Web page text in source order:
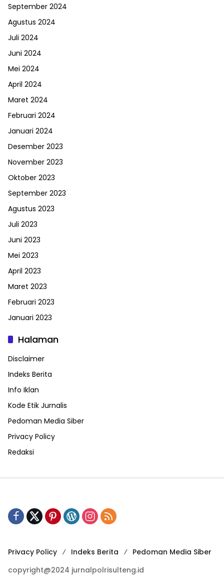
September 2024
Agustus 2024
Juli 2024
Juni 2024
Mei 2024
April 2024
Maret 2024
Februari 2024
Januari 2024
Desember 2023
November 2023
Oktober 2023
September 2023
Agustus 2023
Juli 2023
Juni 2023
Mei 2023
April 2023
Maret 2023
Februari 2023
Januari 2023
Halaman
Disclaimer
Indeks Berita
Info Iklan
Kode Etik Jurnalis
Pedoman Media Siber
Privacy Policy
Redaksi
Privacy Policy Indeks Berita
Pedoman Media Siber
copyright@2024 jurnalpolrisulteng.id